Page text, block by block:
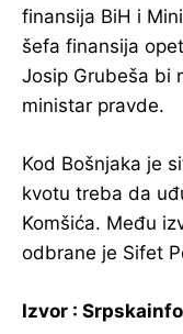
finansija BiH i
šefa finansija
Josip Grubeša bi
ministar pravde.
Kod Bošnjaka je
kvotu treba da
Komšića. Među
odbrane je Sifet
Izvor : Srpskainfo